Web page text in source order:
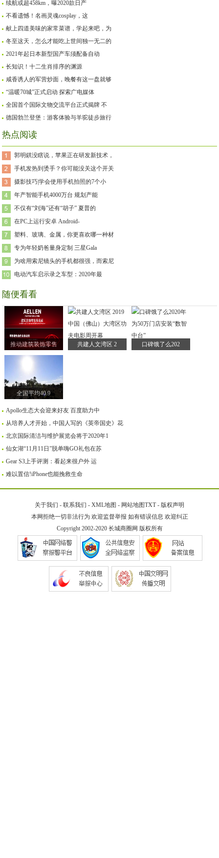
续航或超458km，曝2020款日产
不看遗憾！名画灵魂cosplay，这
献上四道美味的家常菜谱，学起来吧，为
冬至这天，怎么才能吃上世间独一无二的
2021年起日本新型国产车须配备自动
长知识！十二生肖排序的渊源
咸香诱人的军营炒面，晚餐有这一盘就够
“温暖70城”正式启动 探索广电媒体
全国首个国际文物交流平台正式揭牌 不
德国勃兰登堡：游客体验与羊驼徒步旅行
热点阅读
郭明錤没瞎说，苹果正在研发新技术，
手机发热到烫手？你可能没关这个开关
摄影技巧|学会使用手机拍照的7个小
年产智能手机4000万台 规划产能
不仅有“刘海”还有“胡子” 夏普的
在PC上运行安卓 Android-
塑料、玻璃、金属，你更喜欢哪一种材
专为年轻奶爸量身定制 三星Gala
为啥用索尼镜头的手机都很强，而索尼
电动汽车启示录之车型：2020年最
随便看看
推动建筑装饰零售 共建人文湾区 2 口碑饿了么202
全国平均40.9
Apollo生态大会迎来好友 百度助力中
从培养人才开始，中国人写的《英帝国史》花
北京国际清洁与维护展览会将于2020年1
仙女湖“11月11日”脱单嗨GO礼包在苏
Gear S3上手评测：看起来很户外 运
难以置信!iPhone也能挽救生命
关于我们 - 联系我们 - XML地图 - 网站地图TXT- 版权声明
本网拒绝一切非法行为 欢迎监督举报 如有错误信息 欢迎纠正
Copyright 2002-2020 长城商圈网 版权所有